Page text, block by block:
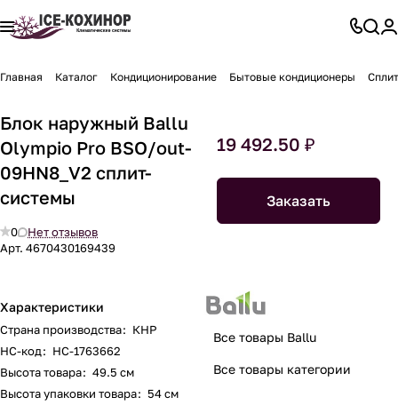
Главная Каталог Кондиционирование Бытовые кондиционеры
Блок наружный Ballu
Olympio Pro BSO/out-
09HN8_V2 сплит-
системы
0
Нет отзывов
Арт. 4670430169439
Характеристики
Страна производства: КНР
НС-код: НС-1763662
Высота товара: 49.5 см
Высота упаковки товара: 54 см
19 492.50 ₽
Заказать
Все товары Ballu
Все товары категории